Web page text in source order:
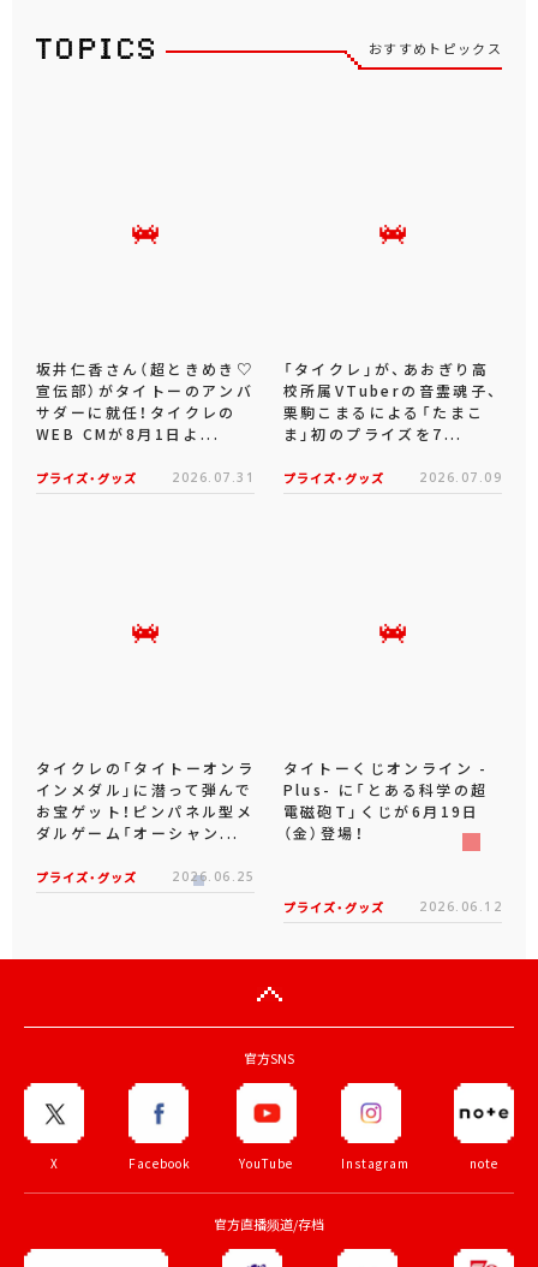
おすすめトピックス
坂井仁香さん（超ときめき♡
宣伝部）がタイトーのアンバ
サダーに就任！タイクレの
WEB CMが8月1日よ...
プライズ・グッズ 2026.07.31
「タイクレ」が、あおぎり高
校所属VTuberの音霊魂子、
栗駒こまるによる「たまこ
ま」初のプライズを7...
プライズ・グッズ 2026.07.09
タイクレの「タイトーオンラ
インメダル」に潜って弾んで
お宝ゲット！ピンパネル型メ
ダルゲーム「オーシャン...
プライズ・グッズ 2026.06.25
タイトーくじオンライン -
Plus- に「とある科学の超
電磁砲T」くじが6月19日
（金）登場！
プライズ・グッズ 2026.06.12
官方SNS
X Facebook YouTube Instagram note
官方直播频道/存档